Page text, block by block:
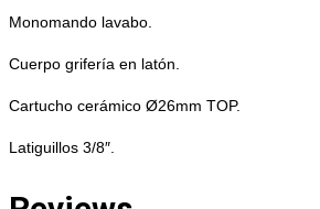
Monomando lavabo.
Cuerpo grifería en latón.
Cartucho cerámico Ø26mm TOP.
Latiguillos 3/8″.